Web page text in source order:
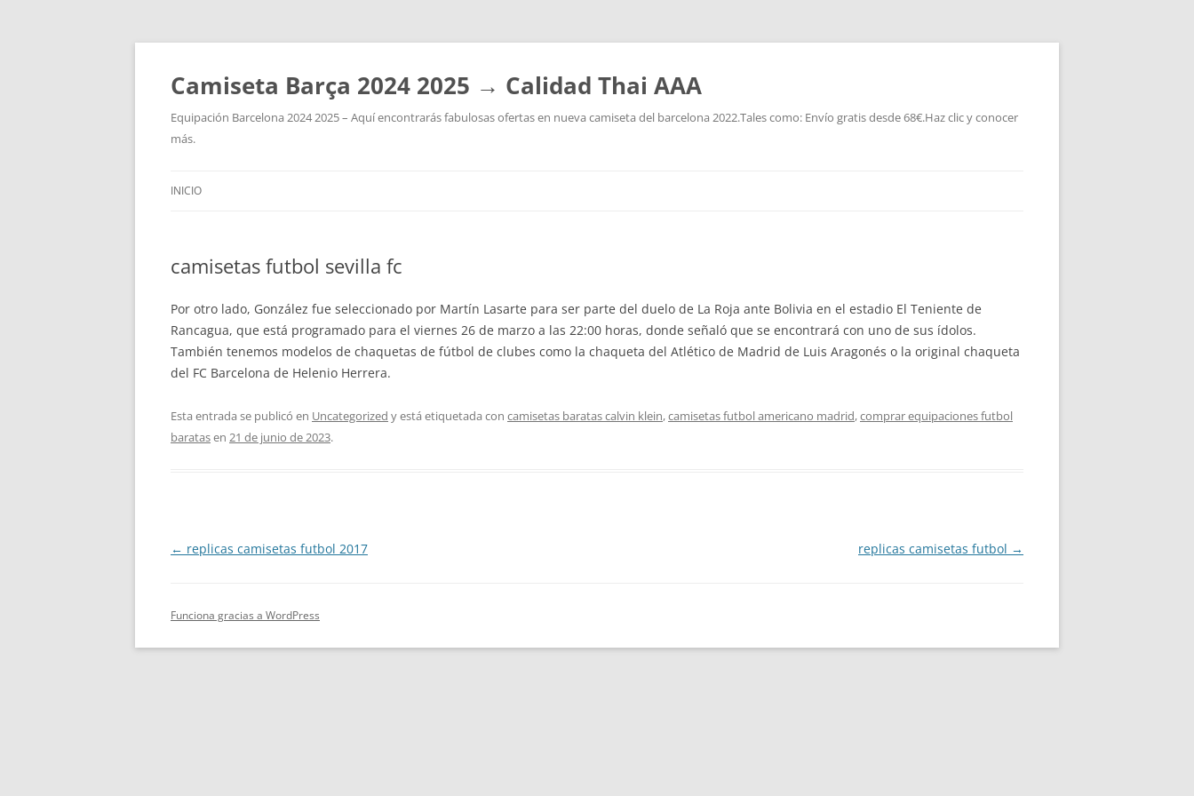
Camiseta Barça 2024 2025 → Calidad Thai AAA
Equipación Barcelona 2024 2025 – Aquí encontrarás fabulosas ofertas en nueva camiseta del barcelona 2022.Tales como: Envío gratis desde 68€.Haz clic y conocer
más.
INICIO
camisetas futbol sevilla fc
Por otro lado, González fue seleccionado por Martín Lasarte para ser parte del duelo de La Roja ante Bolivia en el estadio El Teniente de
Rancagua, que está programado para el viernes 26 de marzo a las 22:00 horas, donde señaló que se encontrará con uno de sus ídolos.
También tenemos modelos de chaquetas de fútbol de clubes como la chaqueta del Atlético de Madrid de Luis Aragonés o la original chaqueta
del FC Barcelona de Helenio Herrera.
Esta entrada se publicó en Uncategorized y está etiquetada con camisetas baratas calvin klein,camisetas futbol americano madrid,comprar equipaciones futbol
baratasen 21 de junio de 2023.
Navegación
← replicas camisetas futbol 2017 replicas camisetas futbol →
Funciona gracias a WordPress